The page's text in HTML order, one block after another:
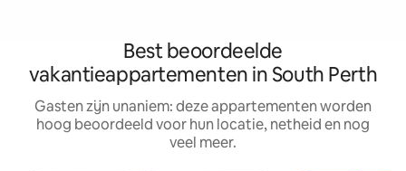
Best beoordeelde
vakantieappartementen in South Perth
Gasten zijn unaniem: deze appartementen worden
hoog beoordeeld voor hun locatie, netheid en nog
veel meer.